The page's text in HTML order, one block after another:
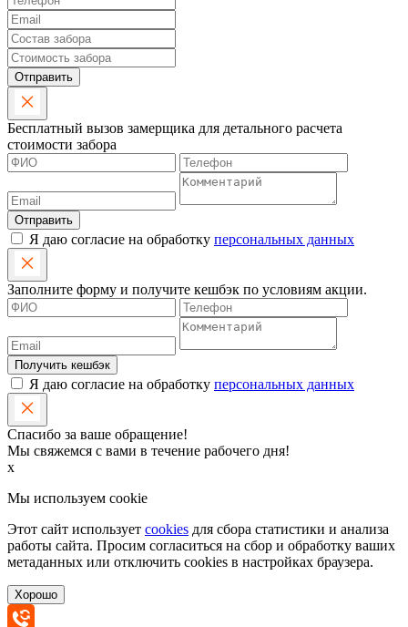
Отправить
Бесплатный вызов замерщика для детального расчета
стоимости забора
Отправить
Я даю согласие на обработку персональных данных
Заполните форму и получите кешбэк по условиям акции.
Получить кешбэк
Я даю согласие на обработку персональных данных
Спасибо за ваше обращение!
Мы свяжемся с вами в течение рабочего дня!
x
Мы используем cookie
Этот сайт использует cookies для сбора статистики и анализа
работы сайта. Просим согласиться на сбор и обработку ваших
метаданных или отключить cookies в настройках браузера.
Хорошо